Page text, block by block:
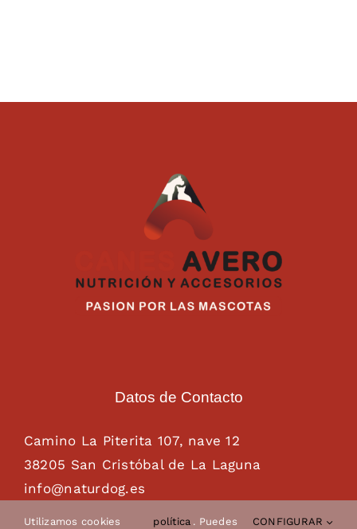
Datos de Contacto
Camino La Piterita 107, nave 12
38205 San Cristóbal de La Laguna
info@naturdog.es
Utilizamos cookies política . Puedes CONFIGURAR